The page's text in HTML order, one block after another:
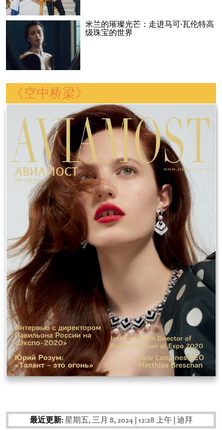
米兰的璀璨光芒：走进马可·瓦伦特高
级珠宝的世界
《空中桥梁》
最近更新:星期五, 三月 8, 2024 12:28 上午 迪拜